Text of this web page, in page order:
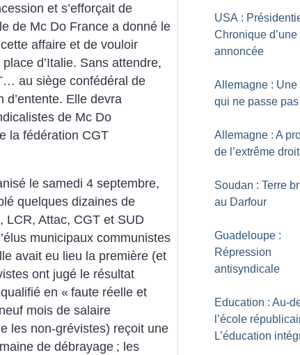
et s’efforçait de
de Mc Do France a donné le
affaire et de vouloir
d’Italie. Sans attendre,
au siège confédéral de
Elle devra
de Mc Do
la fédération CGT
le samedi 4 septembre,
quelques dizaines de
LCR, Attac, CGT et SUD
municipaux communistes
avait eu lieu la première (et
ont jugé le résultat
en « faute réelle et
mois de salaire
les non-grévistes) reçoit une
de débrayage ; les
USA :
Chronique
annoncée
Allemagne : Une
qui ne passe pas
Allemagne : A
de l’extrême
Soudan : Terre
au Darfour
Guadeloupe :
Répression
antisyndicale
Education : Au-
l’école
L’éducation